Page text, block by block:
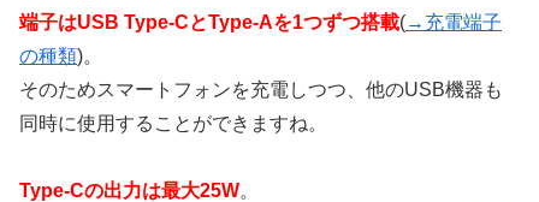
端子はUSB Type-CとType-Aを1つずつ搭載(→充電端子
の種類)。
そのためスマートフォンを充電しつつ、他のUSB機器も
同時に使用することができますね。
Type-Cの出力は最大25W。